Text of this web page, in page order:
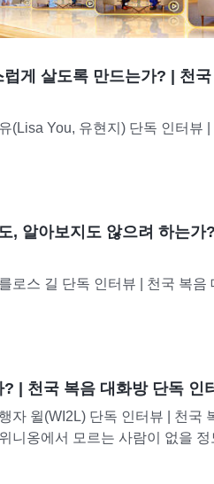
게 살도록 만드는가? | 천
(Lisa You, 유현지) 단독 인터뷰 |
트라이트 이면에서 그녀는 오랫
, 알아보지도 않으려 하는가
길 단독 인터뷰 | 천국 복음 대화
가 날로 황량해지고 있음을...
| 천국 복음 대화방 단독 인
윌(WI2L) 단독 인터뷰 | 천국 복
니옹에서 모르는 사람이 없을